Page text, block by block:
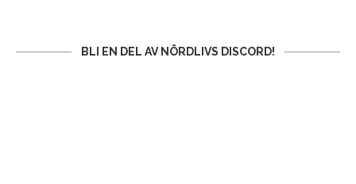
BLI EN DEL AV NÖRDLIVS DISCORD!